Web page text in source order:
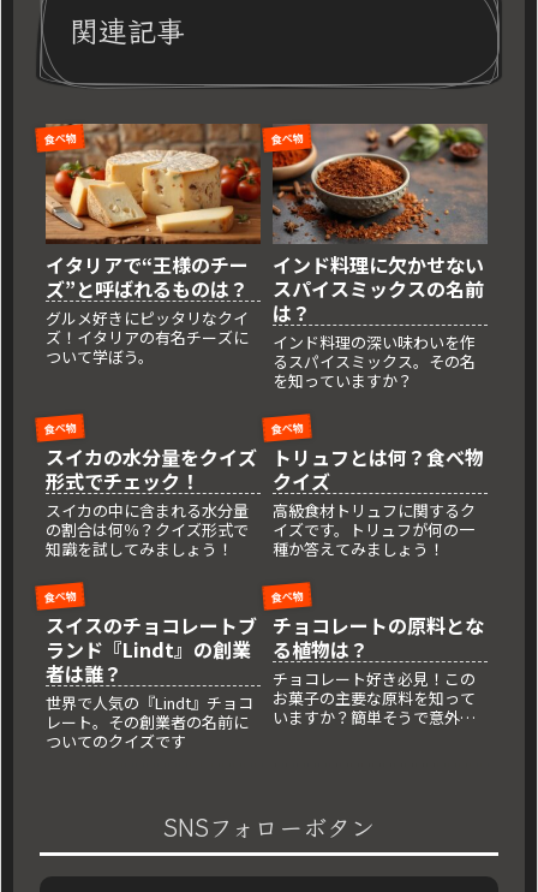
関連記事
食べ物
イタリアで“王様のチー
ズ”と呼ばれるものは？
グルメ好きにピッタリなクイ
ズ！イタリアの有名チーズに
ついて学ぼう。
食べ物
インド料理に欠かせない
スパイスミックスの名前
は？
インド料理の深い味わいを作
るスパイスミックス。その名
を知っていますか？
食べ物
スイカの水分量をクイズ
形式でチェック！
スイカの中に含まれる水分量
の割合は何％？クイズ形式で
知識を試してみましょう！
食べ物
トリュフとは何？食べ物
クイズ
高級食材トリュフに関するク
イズです。トリュフが何の一
種か答えてみましょう！
食べ物
スイスのチョコレートブ
ランド『Lindt』の創業
者は誰？
世界で人気の『Lindt』チョコ
レート。その創業者の名前に
ついてのクイズです
食べ物
チョコレートの原料とな
る植物は？
チョコレート好き必見！この
お菓子の主要な原料を知って
いますか？簡単そうで意外と
SNSフォローボタン